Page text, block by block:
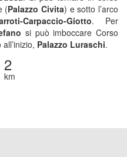
(Palazzo Civita) e sotto l’arco
Carpaccio-Giotto. Per
si può imboccare Corso
Palazzo Luraschi.
2
km